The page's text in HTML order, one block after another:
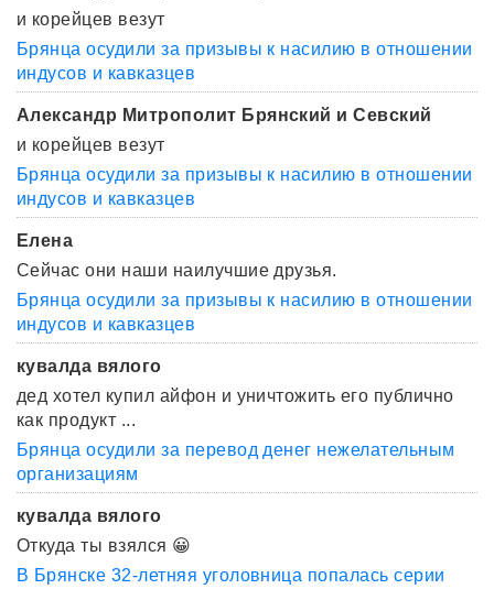
и корейцев везут
Брянца осудили за призывы к насилию в отношении
индусов и кавказцев
Александр Митрополит Брянский и Севский
и корейцев везут
Брянца осудили за призывы к насилию в отношении
индусов и кавказцев
Елена
Сейчас они наши наилучшие друзья.
Брянца осудили за призывы к насилию в отношении
индусов и кавказцев
кувалда вялого
дед хотел купил айфон и уничтожить его публично
как продукт ...
Брянца осудили за перевод денег нежелательным
организациям
кувалда вялого
Откуда ты взялся 😀
В Брянске 32-летняя уголовница попалась серии